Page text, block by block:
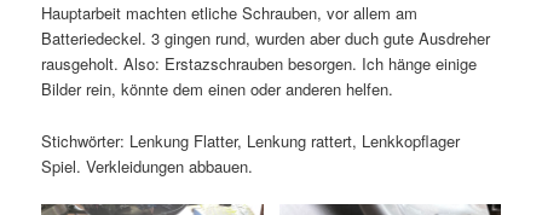
Hauptarbeit machten etliche Schrauben, vor allem am
Batteriedeckel. 3 gingen rund, wurden aber duch gute Ausdreher
rausgeholt. Also: Erstazschrauben besorgen. Ich hänge einige
Bilder rein, könnte dem einen oder anderen helfen.
Stichwörter: Lenkung Flatter, Lenkung rattert, Lenkkopflager
Spiel. Verkleidungen abbauen.